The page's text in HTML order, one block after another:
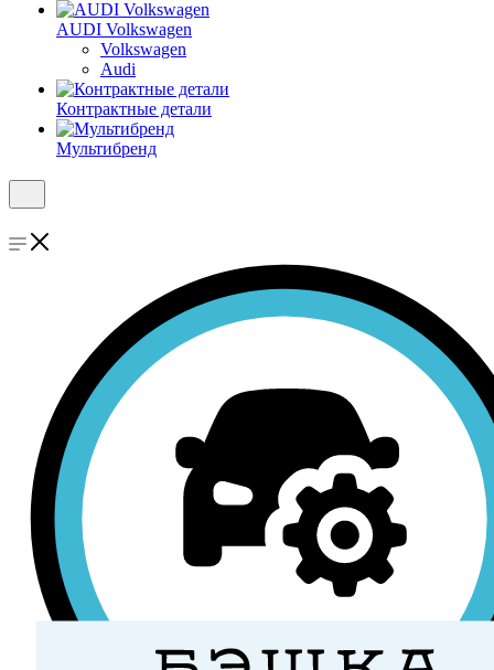
AUDI Volkswagen
Volkswagen
Audi
Контрактные детали
Мультибренд